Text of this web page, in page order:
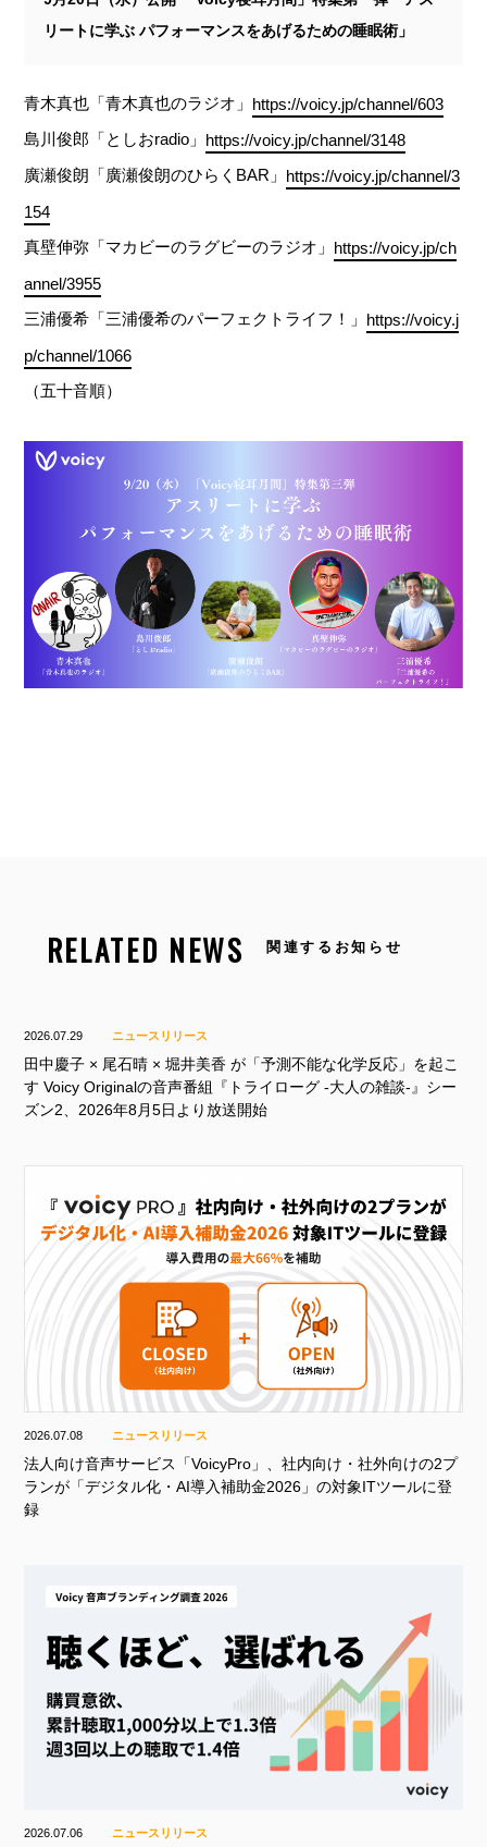
リートに学ぶ パフォーマンスをあげるための睡眠術」
青木真也「青木真也のラジオ」 https://voicy.jp/channel/603
島川俊郎「としおradio」 https://voicy.jp/channel/3148
廣瀬俊朗「廣瀬俊朗のひらくBAR」 https://voicy.jp/channel/3
154
真壁伸弥「マカビーのラグビーのラジオ」 https://voicy.jp/ch
annel/3955
三浦優希「三浦優希のパーフェクトライフ！」 https://voicy.j
p/channel/1066
（五十音順）
RELATED NEWS 関連するお知らせ
2026.07.29 ニュースリリース
田中慶子 × 尾石晴 × 堀井美香 が「予測不能な化学反応」を起こ
す Voicy Originalの音声番組『トライローグ -大人の雑談-』シー
ズン2、2026年8月5日より放送開始
2026.07.08 ニュースリリース
法人向け音声サービス「VoicyPro」、社内向け・社外向けの2プ
ランが「デジタル化・AI導入補助金2026」の対象ITツールに登
録
2026.07.06 ニュースリリース